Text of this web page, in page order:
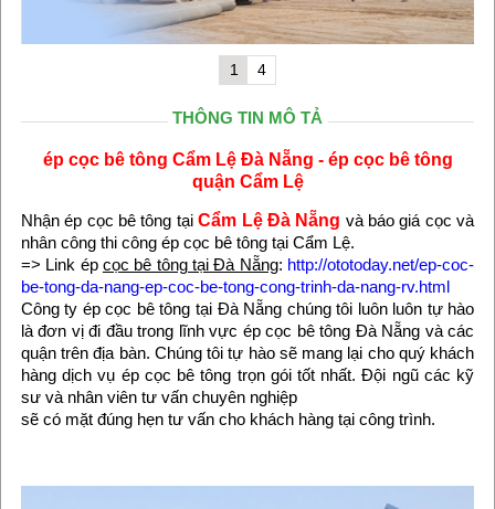
1 4
THÔNG TIN MÔ TẢ
ép cọc bê tông Cẩm Lệ Đà Nẵng - ép cọc bê tông
quận Cẩm Lệ
Nhận ép cọc bê tông tạiCẩm Lệ Đà Nẵng và báo giá cọc và
nhân công thi công ép cọc bê tông tại Cẩm Lệ.
=> Link ép cọc bê tông tại Đà Nẵng: http://ototoday.net/ep-coc-
be-tong-da-nang-ep-coc-be-tong-cong-trinh-da-nang-rv.html
Công ty ép cọc bê tông tại Đà Nẵng chúng tôi luôn luôn tự hào
là đơn vị đi đầu trong lĩnh vực ép cọc bê tông Đà Nẵng và các
quận trên địa bàn. Chúng tôi tự hào sẽ mang lại cho quý khách
hàng dịch vụ ép cọc bê tông trọn gói tốt nhất. Đội ngũ các kỹ
sư và nhân viên tư vấn chuyên nghiệp
sẽ có mặt đúng hẹn tư vấn cho khách hàng tại công trình.